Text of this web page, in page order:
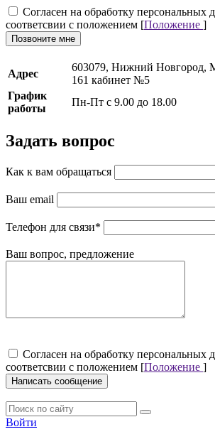
Cогласен на обработку персональных
соответсвии с положением [Положение ]
Позвоните мне
Адрес
603079, Нижний Новгород,
161 кабинет №5
График
работы
Пн-Пт с 9.00 до 18.00
Задать вопрос
Как к вам обращаться
Ваш email
Телефон для связи*
Ваш вопрос, предложение
Cогласен на обработку персональных
соответсвии с положением [Положение ]
Написать сообщение
Войти